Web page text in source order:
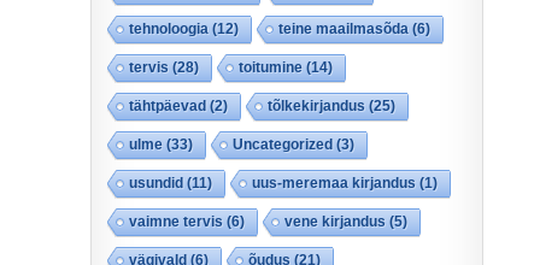
tehnoloogia (12) teine maailmasõda (6)
tervis(28) toitumine(14)
tähtpäevad(2) tõlkekirjandus(25)
ulme(33) Uncategorized(3)
usundid(11) uus-meremaa kirjandus(1)
vaimne tervis(6) vene kirjandus(5)
vägivald(6) õudus(21)